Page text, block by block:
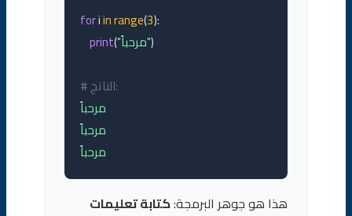
for i inrange(3):
print( "مرحباً")
# الناتج:
مرحباً
مرحباً
مرحباً
هذا هو جوهر البرمجة:كتابة تعليمات